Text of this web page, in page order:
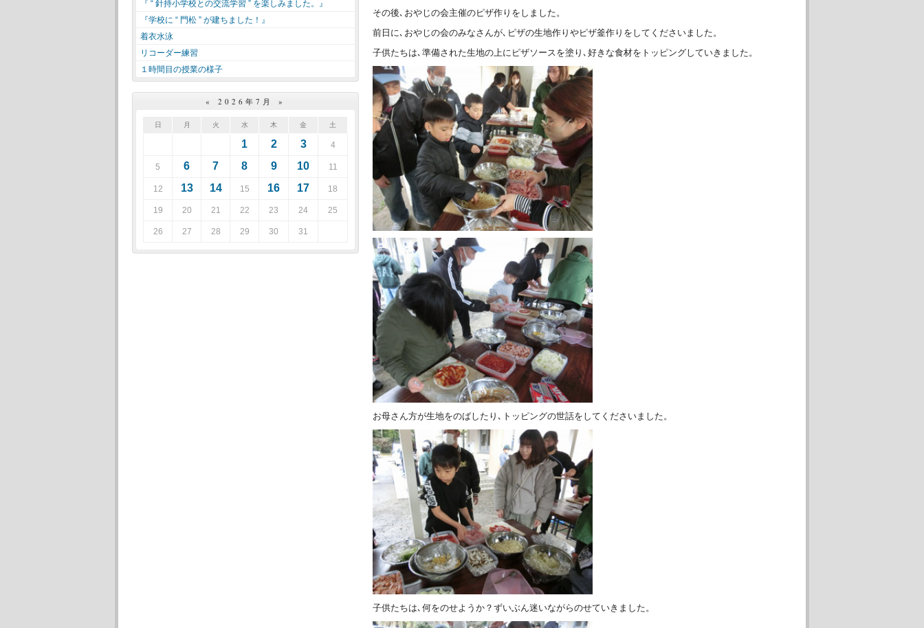
『 “ 針持小学校との交流学習 ” を楽しみました。』
『学校に “ 門松 ” が建ちました！』
着衣水泳
リコーダー練習
１時間目の授業の様子
« 2026年7月 »
日 月 火 水 木 金 土
1 2 3 4
5 6 7 8 9 10 11
12 13 14 15 16 17 18
19 20 21 22 23 24 25
26 27 28 29 30 31
その後､おやじの会主催のピザ作りをしました。
前日に､おやじの会のみなさんが､ピザの生地作りやピザ釜作りをしてくださいました。
子供たちは､準備された生地の上にピザソースを塗り､好きな食材をトッピングしていきました。
お母さん方が生地をのばしたり､トッピングの世話をしてくださいました。
子供たちは､何をのせようか？ずいぶん迷いながらのせていきました。